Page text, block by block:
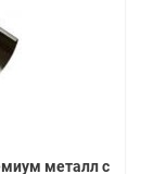
металл с